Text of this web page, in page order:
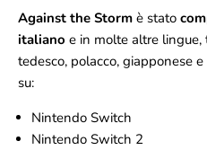
Against the Storm è stato
italiano e in molte altre lingue,
tedesco, polacco, giapponese
su:
Nintendo Switch
Nintendo Switch 2